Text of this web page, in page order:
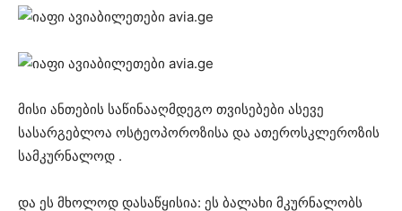
მისი ანთების საწინააღმდეგო თვისებები ასევე
სასარგებლოა ოსტეოპოროზისა და ათეროსკლეროზის
სამკურნალოდ .
და ეს მხოლოდ დასაწყისია: ეს ბალახი მკურნალობს